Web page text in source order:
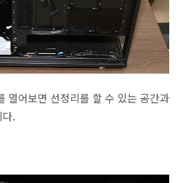
열어보면 선정리를 할 수 있는 공간과
.